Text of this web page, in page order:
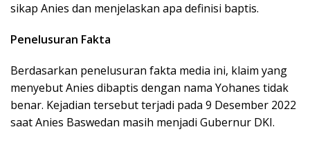
sikap Anies dan menjelaskan apa definisi baptis.
Penelusuran Fakta
Berdasarkan penelusuran fakta media ini, klaim yang
menyebut Anies dibaptis dengan nama Yohanes tidak
benar. Kejadian tersebut terjadi pada 9 Desember 2022
saat Anies Baswedan masih menjadi Gubernur DKI.